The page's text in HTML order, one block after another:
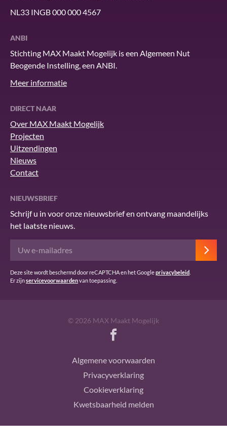
NL33 INGB 000 000 4567
ANBI
Stichting MAX Maakt Mogelijk is een Algemeen Nut
Beogende Instelling, een ANBI.
Meer informatie
DIRECT NAAR
Over MAX Maakt Mogelijk
Projecten
Uitzendingen
Nieuws
Contact
NIEUWSBRIEF
Schrijf u in voor onze nieuwsbrief en ontvang maandelijks
het laatste nieuws.
Deze site wordt beschermd door reCAPTCHA en het Googleprivacybeleid
Er zijnservicevoorwaardenvan toepassing.
© 2026 MAX Maakt Mogelijk
Algemene voorwaarden
Privacyverklaring
Cookieverklaring
Kwetsbaarheid melden